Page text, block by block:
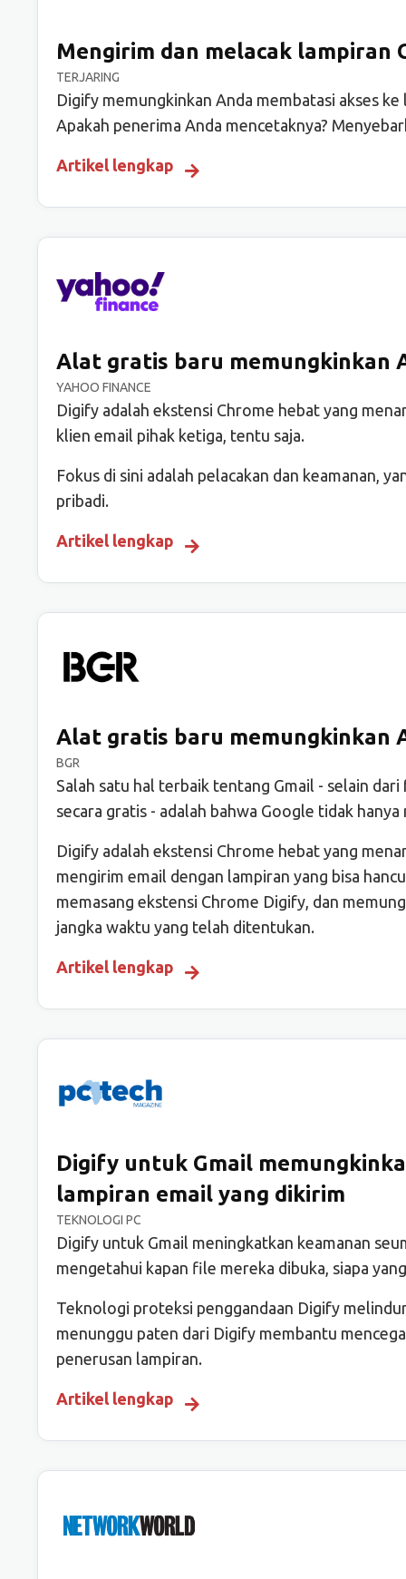
Mengirim dan melacak lampiran
TERJARING
Digify memungkinkan Anda membatasi akses
Apakah penerima Anda mencetaknya?
Artikel lengkap
Alat gratis baru memungkinkan
YAHOO FINANCE
Digify adalah ekstensi Chrome hebat yang
klien email pihak ketiga, tentu saja.
Fokus di sini adalah pelacakan dan keamanan,
pribadi.
Artikel lengkap
Alat gratis baru memungkinkan
BGR
Salah satu hal terbaik tentang Gmail - selain
secara gratis - adalah bahwa Google tidak
Digify adalah ekstensi Chrome hebat yang
mengirim email dengan lampiran yang bisa
memasang ekstensi Chrome Digify, dan
jangka waktu yang telah ditentukan.
Artikel lengkap
Digify untuk Gmail
lampiran email yang dikirim
TEKNOLOGI PC
Digify untuk Gmail meningkatkan keamanan
mengetahui kapan file mereka dibuka, siapa
Teknologi proteksi penggandaan Digify
menunggu paten dari Digify membantu
penerusan lampiran.
Artikel lengkap